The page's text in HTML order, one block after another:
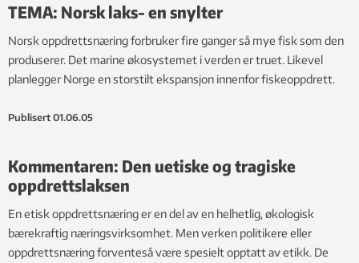
TEMA: Norsk laks- en snylter
Norsk oppdrettsnæring forbruker fire ganger så mye fisk som den
produserer. Det marine økosystemet i verden er truet. Likevel
planlegger Norge en storstilt ekspansjon innenfor fiskeoppdrett.
Publisert 01.06.05
Kommentaren: Den uetiske og tragiske
oppdrettslaksen
En etisk oppdrettsnæring er en del av en helhetlig, økologisk
bærekraftig næringsvirksomhet. Men verken politikere eller
oppdrettsnæring forventeså være spesielt opptatt av etikk. De